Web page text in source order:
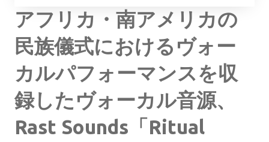
アフリカ・南アメリカの
民族儀式におけるヴォー
カルパフォーマンスを収
録したヴォーカル音源、
Rast Sounds「Ritual